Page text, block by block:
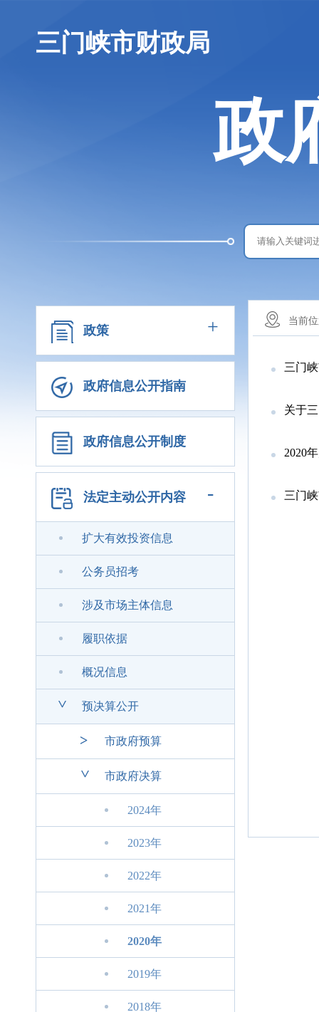
三门峡市财政局
政
政策 +
政府信息公开指南
政府信息公开制度
法定主动公开内容 -
扩大有效投资信息
公务员招考
涉及市场主体信息
履职依据
概况信息
> 预决算公开
> 市政府预算
> 市政府决算
2024年
2023年
2022年
2021年
2020年
2019年
2018年
当前
三门
关于
2020
三门